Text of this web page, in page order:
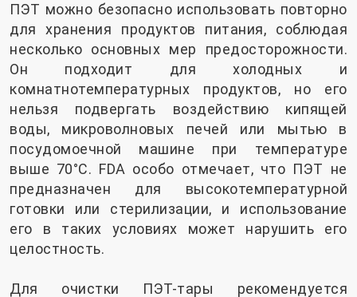
ПЭТ можно безопасно использовать повторно
для хранения продуктов питания, соблюдая
несколько основных мер предосторожности.
Он подходит для холодных и
комнатнотемпературных продуктов, но его
нельзя подвергать воздействию кипящей
воды, микроволновых печей или мытью в
посудомоечной машине при температуре
выше 70°C. FDA особо отмечает, что ПЭТ не
предназначен для высокотемпературной
готовки или стерилизации, и использование
его в таких условиях может нарушить его
целостность.
Для очистки ПЭТ-тары рекомендуется